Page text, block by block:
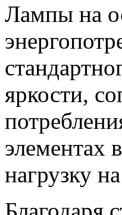
Лампы на
яркости,
элементах
нагрузку